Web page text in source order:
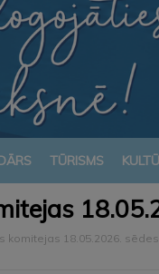
TŪRISMS
komitejas 18.05.2026.